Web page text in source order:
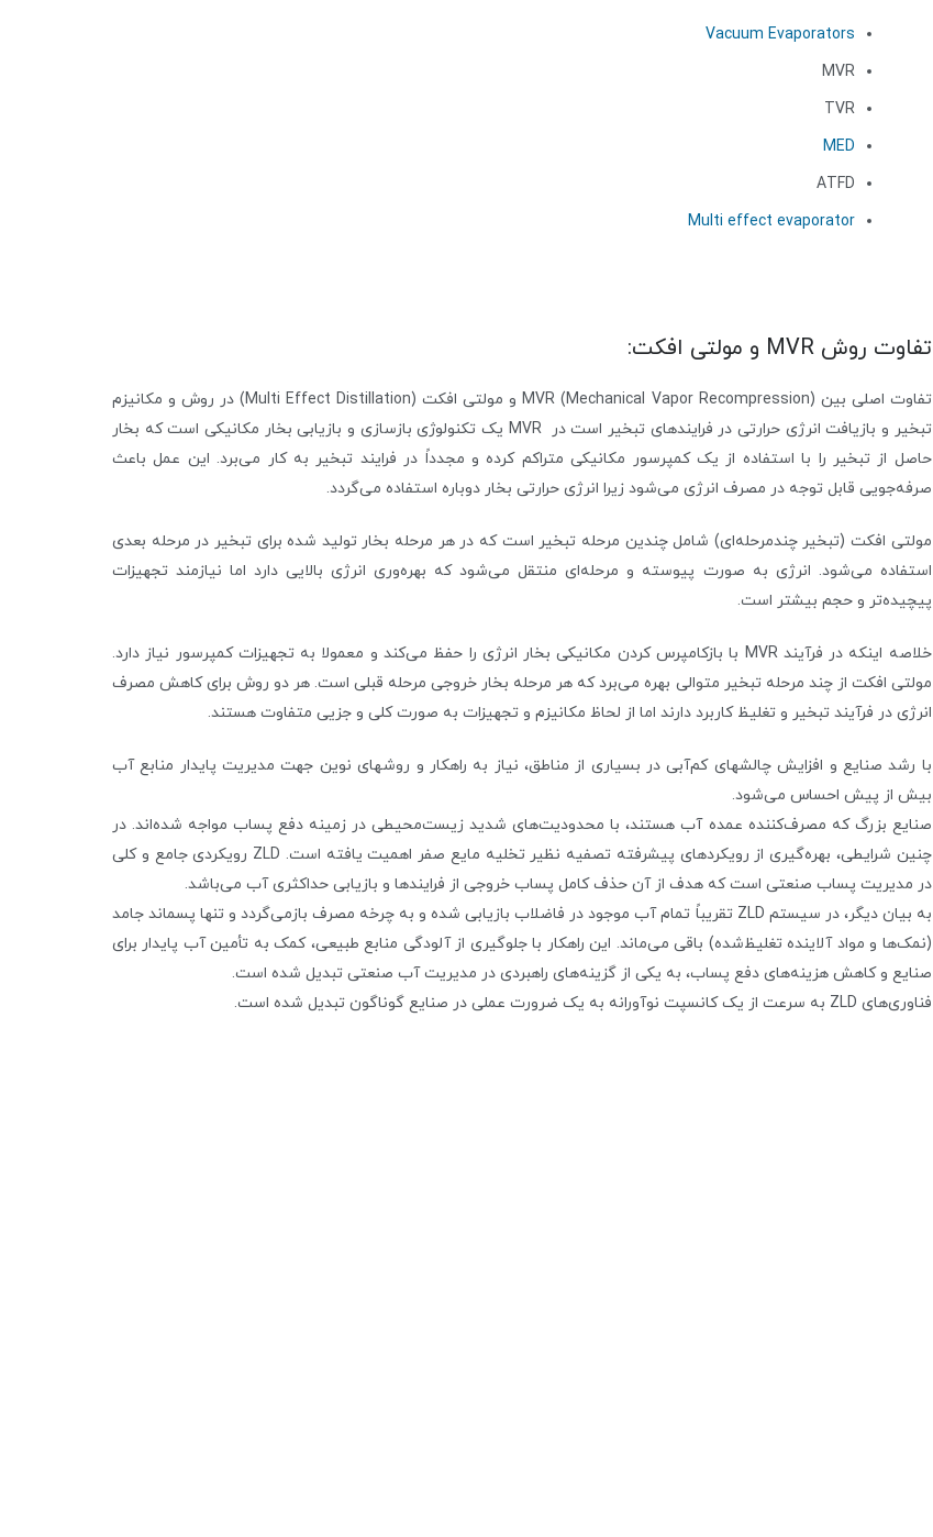
Vacuum Evaporators
MVR
TVR
MED
ATFD
Multi effect evaporator
تفاوت روش MVR و مولتی افکت:
تفاوت اصلی بین MVR (Mechanical Vapor Recompression) و مولتی افکت (Multi Effect Distillation) در روش و مکانیزم
تبخیر و بازیافت انرژی حرارتی در فرایندهای تبخیر است در MVR یک تکنولوژی بازسازی و بازیابی بخار مکانیکی است که بخار
حاصل از تبخیر را با استفاده از یک کمپرسور مکانیکی متراکم کرده و مجدداً در فرایند تبخیر به کار می‌برد. این عمل باعث
صرفه‌جویی قابل توجه در مصرف انرژی می‌شود زیرا انرژی حرارتی بخار دوباره استفاده می‌گردد.
مولتی افکت (تبخیر چندمرحله‌ای) شامل چندین مرحله تبخیر است که در هر مرحله بخار تولید شده برای تبخیر در مرحله بعدی
استفاده می‌شود. انرژی به صورت پیوسته و مرحله‌ای منتقل می‌شود که بهره‌وری انرژی بالایی دارد اما نیازمند تجهیزات
پیچیده‌تر و حجم بیشتر است.
خلاصه اینکه در فرآیند MVR با بازکامپرس کردن مکانیکی بخار انرژی را حفظ می‌کند و معمولا به تجهیزات کمپرسور نیاز دارد.
مولتی افکت از چند مرحله تبخیر متوالی بهره می‌برد که هر مرحله بخار خروجی مرحله قبلی است. هر دو روش برای کاهش مصرف
انرژی در فرآیند تبخیر و تغلیظ کاربرد دارند اما از لحاظ مکانیزم و تجهیزات به صورت کلی و جزیی متفاوت هستند.
با رشد صنایع و افزایش چالشهای کم‌آبی در بسیاری از مناطق، نیاز به راهکار و روشهای نوین جهت مدیریت پایدار منابع آب
بیش از پیش احساس می‌شود.
صنایع بزرگ که مصرف‌کننده عمده آب هستند، با محدودیت‌های شدید زیست‌محیطی در زمینه دفع پساب مواجه شده‌اند. در
چنین شرایطی، بهره‌گیری از رویکردهای پیشرفته تصفیه نظیر تخلیه مایع صفر اهمیت یافته است. ZLD رویکردی جامع و کلی
در مدیریت پساب صنعتی است که هدف از آن حذف کامل پساب خروجی از فرایندها و بازیابی حداکثری آب می‌باشد.
به بیان دیگر، در سیستم ZLD تقریباً تمام آب موجود در فاضلاب بازیابی شده و به چرخه مصرف بازمی‌گردد و تنها پسماند جامد
(نمک‌ها و مواد آلاینده تغلیظ‌شده) باقی می‌ماند. این راهکار با جلوگیری از آلودگی منابع طبیعی، کمک به تأمین آب پایدار برای
صنایع و کاهش هزینه‌های دفع پساب، به یکی از گزینه‌های راهبردی در مدیریت آب صنعتی تبدیل شده است.
فناوری‌های ZLD به سرعت از یک کانسپت نوآورانه به یک ضرورت عملی در صنایع گوناگون تبدیل شده است.